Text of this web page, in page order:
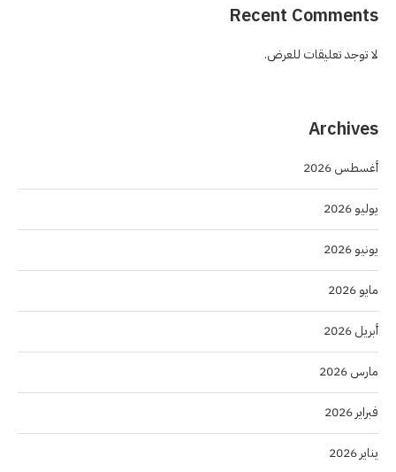
Recent Comments
لا توجد تعليقات للعرض.
Archives
أغسطس 2026
يوليو 2026
يونيو 2026
مايو 2026
أبريل 2026
مارس 2026
فبراير 2026
يناير 2026